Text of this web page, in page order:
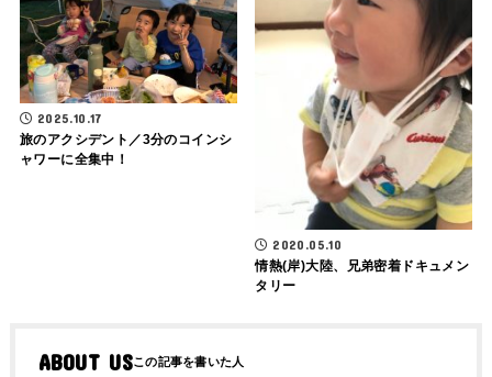
2025.10.17
旅のアクシデント／3分のコインシ
ャワーに全集中！
2020.05.10
情熱(岸)大陸、兄弟密着ドキュメン
タリー
ABOUT US